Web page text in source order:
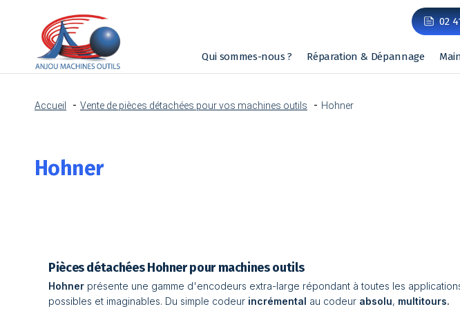
02
Qui sommes-nous ? Réparation & Dépannage
Accueil Vente de pièces détachées pour vos machines outils Hohner
Hohner
Pièces détachées Hohner pour machines outils
Hohner présente une gamme d'encodeurs extra-large répondant à toutes les
possibles et imaginables. Du simple codeur incrémental au codeur absolu, multitours.